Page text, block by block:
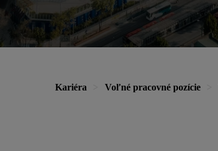
Kariéra Voľné pracovné pozície